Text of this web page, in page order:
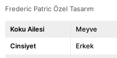
Frederic Patric Özel Tasarım
Koku Ailesi Meyve
Cinsiyet Erkek